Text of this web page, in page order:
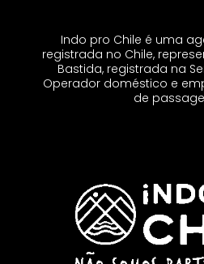
Indo pro Chile é uma
registrada no Chile,
Bastida, registrada na
Operador doméstico e
de